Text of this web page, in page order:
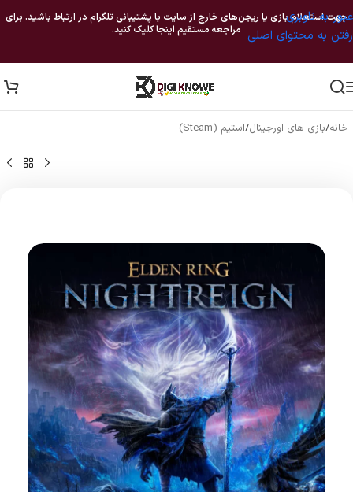
عبور به ناوبری
رفتن به محتوای اصلی
جهت استعلام بازی یا ریجن‌های خارج از سایت با پشتیبانی تلگرام در ارتباط باشید. برای
مراجعه مستقیم اینجا کلیک کنید.
خانه/بازی های اورجینال/استیم (Steam)